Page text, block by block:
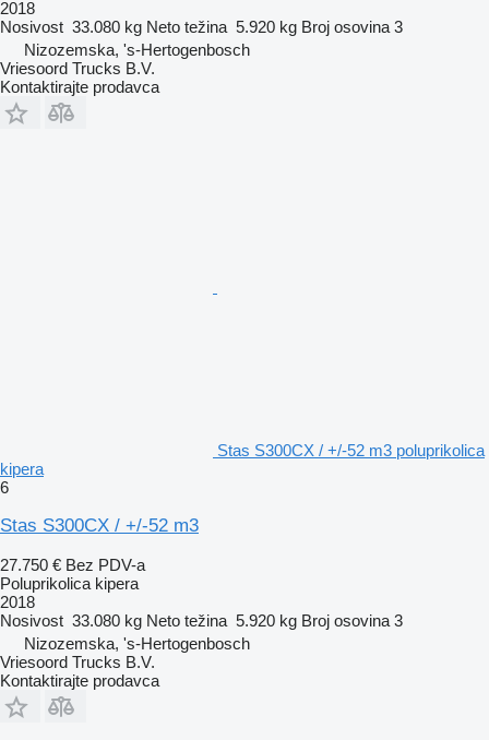
2018
Nosivost 33.080 kg Neto težina 5.920 kg Broj osovina 3
Nizozemska, 's-Hertogenbosch
Vriesoord Trucks B.V.
Kontaktirajte prodavca
Stas S300CX / +/-52 m3 poluprikolica
kipera
6
Stas S300CX / +/-52 m3
27.750 € Bez PDV-a
Poluprikolica kipera
2018
Nosivost 33.080 kg Neto težina 5.920 kg Broj osovina 3
Nizozemska, 's-Hertogenbosch
Vriesoord Trucks B.V.
Kontaktirajte prodavca